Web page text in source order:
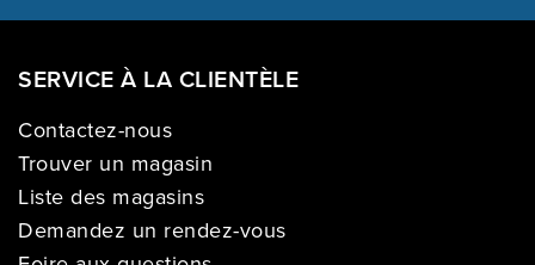
SERVICE À LA CLIENTÈLE
Contactez-nous
Trouver un magasin
Liste des magasins
Demandez un rendez-vous